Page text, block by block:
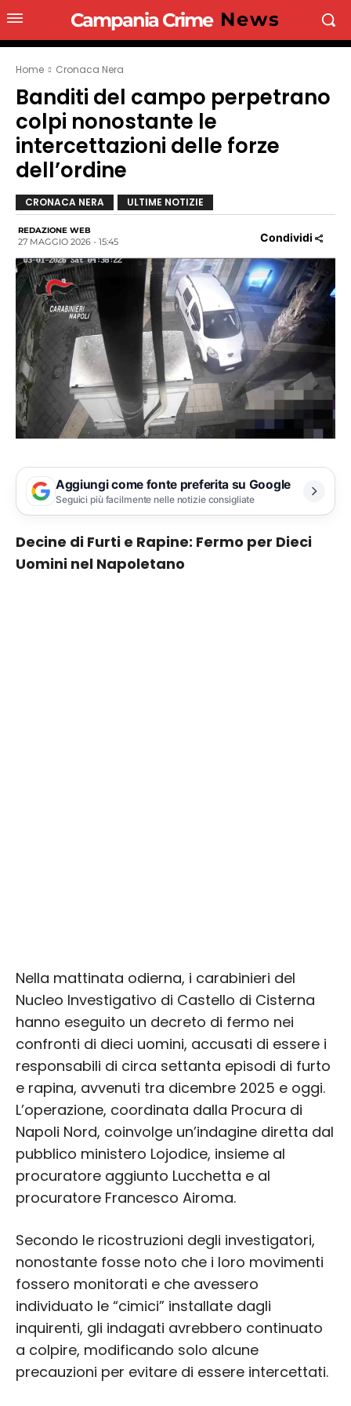
Campania Crime News
Home Cronaca Nera
Banditi del campo perpetrano
colpi nonostante le
intercettazioni delle forze
dell’ordine
CRONACA NERA ULTIME NOTIZIE
REDAZIONE WEB
27 MAGGIO 2026 - 15:45 Condividi
Aggiungi come fonte preferita su Google
Seguici più facilmente nelle notizie consigliate
Decine di Furti e Rapine: Fermo per Dieci
Uomini nel Napoletano
Nella mattinata odierna, i carabinieri del
Nucleo Investigativo di Castello di Cisterna
hanno eseguito un decreto di fermo nei
confronti di dieci uomini, accusati di essere i
responsabili di circa settanta episodi di furto
e rapina, avvenuti tra dicembre 2025 e oggi.
L’operazione, coordinata dalla Procura di
Napoli Nord, coinvolge un’indagine diretta dal
pubblico ministero Lojodice, insieme al
procuratore aggiunto Lucchetta e al
procuratore Francesco Airoma.
Secondo le ricostruzioni degli investigatori,
nonostante fosse noto che i loro movimenti
fossero monitorati e che avessero
individuato le “cimici” installate dagli
inquirenti, gli indagati avrebbero continuato
a colpire, modificando solo alcune
precauzioni per evitare di essere intercettati.